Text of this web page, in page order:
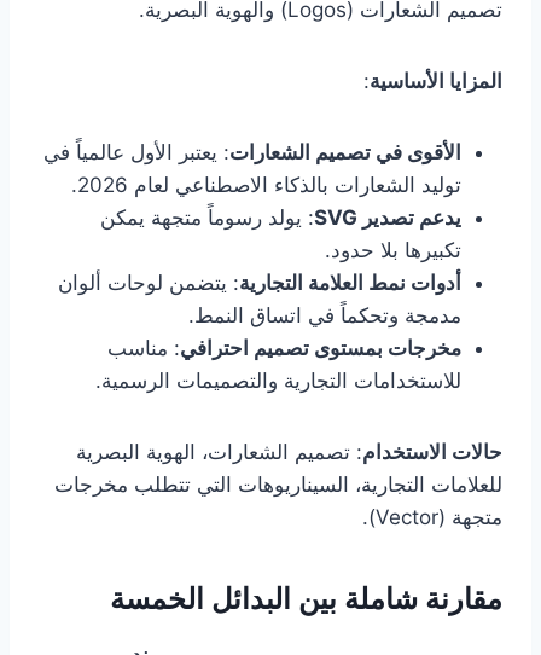
تصميم الشعارات (Logos) والهوية البصرية.
المزايا الأساسية:
الأقوى في تصميم الشعارات: يعتبر الأول عالمياً في
توليد الشعارات بالذكاء الاصطناعي لعام 2026.
يدعم تصدير SVG
: يولد رسوماً متجهة يمكن
تكبيرها بلا حدود.
أدوات نمط العلامة التجارية: يتضمن لوحات ألوان
مدمجة وتحكماً في اتساق النمط.
مخرجات بمستوى تصميم احترافي: مناسب
للاستخدامات التجارية والتصميمات الرسمية.
حالات الاستخدام: تصميم الشعارات، الهوية البصرية
للعلامات التجارية، السيناريوهات التي تتطلب مخرجات
متجهة (Vector).
مقارنة شاملة بين البدائل الخمسة